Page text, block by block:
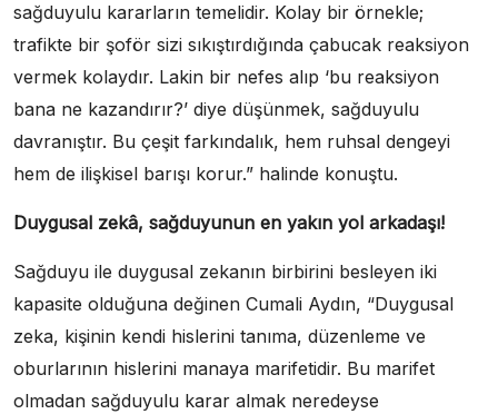
sağduyulu kararların temelidir. Kolay bir örnekle;
trafikte bir şoför sizi sıkıştırdığında çabucak reaksiyon
vermek kolaydır. Lakin bir nefes alıp ‘bu reaksiyon
bana ne kazandırır?’ diye düşünmek, sağduyulu
davranıştır. Bu çeşit farkındalık, hem ruhsal dengeyi
hem de ilişkisel barışı korur.” halinde konuştu.
Duygusal zekâ, sağduyunun en yakın yol arkadaşı!
Sağduyu ile duygusal zekanın birbirini besleyen iki
kapasite olduğuna değinen Cumali Aydın, “Duygusal
zeka, kişinin kendi hislerini tanıma, düzenleme ve
oburlarının hislerini manaya marifetidir. Bu marifet
olmadan sağduyulu karar almak neredeyse